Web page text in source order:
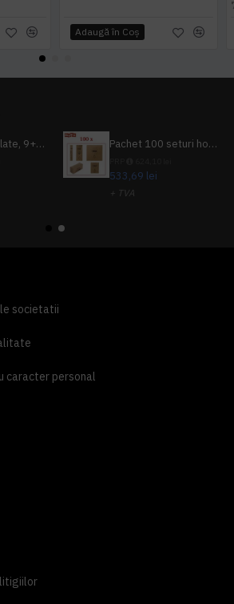
Adaugă în Coş
Pachet 10 halate, 9+1 gratuit Pachet 100 seturi hoteliere, set dentar, set barbierit, casca de dus, pila unghii, set cusut
533,69 lei
+ TVA
societatii
caracter personal